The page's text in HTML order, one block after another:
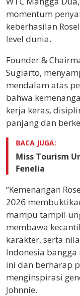
momentum
keberhasilan
level dunia.
Founder &
Sugiarto,
mendalam atas
bahwa
kerja keras,
panjang dan
BACA JUGA:
Miss Tourism
Fenelia
“Kemenangan
2026
mampu tampil
membawa
karakter, serta
Indonesia
ini dan berharap
menginspirasi
Johnnie.